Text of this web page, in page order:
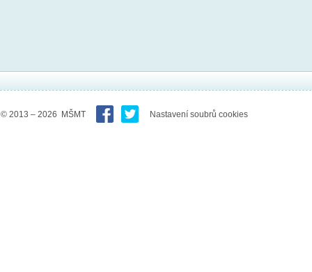
© 2013 – 2026 MŠMT Nastavení soubrů cookies